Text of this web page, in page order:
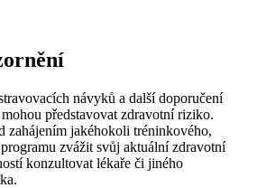
návyků a další doporučení
představovat zdravotní riziko.
zahájením jakéhokoli tréninkového,
zvážit svůj aktuální zdravotní
konzultovat lékaře či jiného